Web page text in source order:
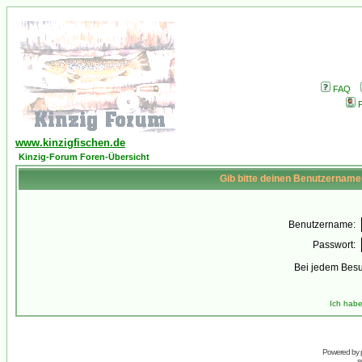
FAQ
www.kinzigfischen.de
Kinzig-Forum Foren-Übersicht
Gib bitte deinen
Benutzername:
Passwort:
Bei jedem
Ich
Powered by